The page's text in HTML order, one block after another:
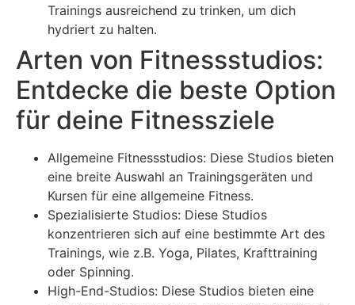
Trainings ausreichend zu trinken, um dich
hydriert zu halten.
Arten von Fitnessstudios:
Entdecke die beste Option
für deine Fitnessziele
Allgemeine Fitnessstudios: Diese Studios bieten
eine breite Auswahl an Trainingsgeräten und
Kursen für eine allgemeine Fitness.
Spezialisierte Studios: Diese Studios
konzentrieren sich auf eine bestimmte Art des
Trainings, wie z.B. Yoga, Pilates, Krafttraining
oder Spinning.
High-End-Studios: Diese Studios bieten eine